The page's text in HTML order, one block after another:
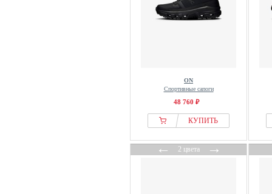
ON
Спортивные сапоги
48 760 ₽
КУПИТЬ
←2 цвета→